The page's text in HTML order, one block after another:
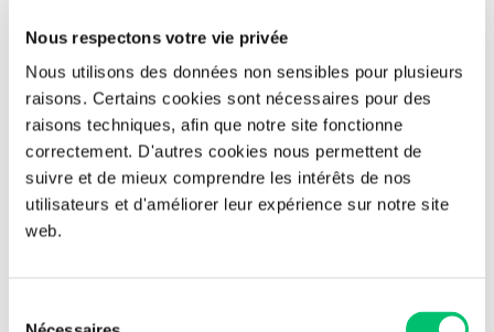
Nous respectons votre vie privée
Nous utilisons des données non sensibles pour plusieurs
raisons. Certains cookies sont nécessaires pour des
raisons techniques, afin que notre site fonctionne
correctement. D'autres cookies nous permettent de
suivre et de mieux comprendre les intérêts de nos
utilisateurs et d'améliorer leur expérience sur notre site
web.
Ces articles peuvent vous
intéresser